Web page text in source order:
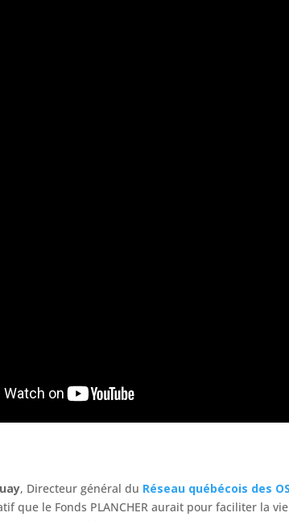
, Directeur général du Réseau québécois des
que le Fonds PLANCHER aurait pour faciliter la